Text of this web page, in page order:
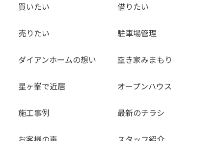
買いたい 借りたい
売りたい 駐車場管理
ダイアンホームの想い 空き家みまもり
星ヶ峯で近居 オープンハウス
施工事例 最新のチラシ